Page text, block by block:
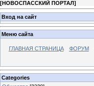
[НОВОСПАССКИЙ ПОРТАЛ]
Вход на сайт
Меню сайта
ГЛАВНАЯ СТРАНИЦА ФОРУМ
Categories